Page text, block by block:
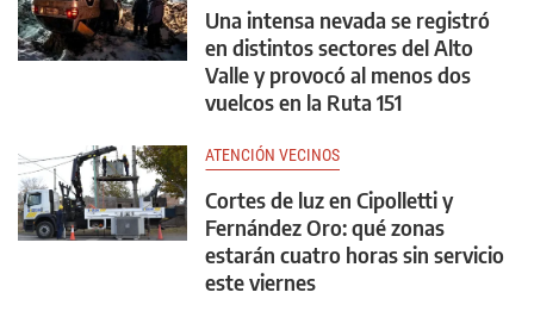
Una intensa nevada se registró
en distintos sectores del Alto
Valle y provocó al menos dos
vuelcos en la Ruta 151
ATENCIÓN VECINOS
Cortes de luz en Cipolletti y
Fernández Oro: qué zonas
estarán cuatro horas sin servicio
este viernes